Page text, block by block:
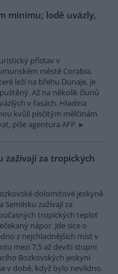
minimu; lodě uvázly,
přístav v
městě Corabia,
leží na břehu Dunaje, je
Až na několik člunů
v řasách. Hladina
kvůli písčitým mělčinám
píše agentura AFP.
zažívají za tropických
dolomitové jeskyně
Semilsku zažívají za
tropických teplot
nápor. Jde sice o
z nejchladnějších míst v
mezi 7,5 až devíti stupni
Bozkovských jeskyní
v době, když bylo nevlídno.